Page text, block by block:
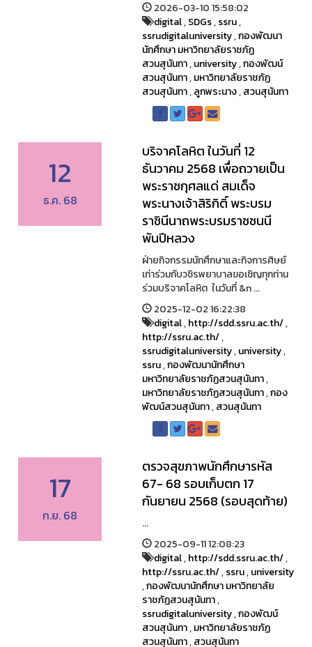
2026-03-10 15:58:02
digital,SDGs,ssru,
ssrudigitaluniversity,กองพัฒนา
นักศึกษา มหาวิทยาลัยราชภัฏ
สวนสุนันทา,university,กองพัฒน์
สวนสุนันทา,มหาวิทยาลัยราชภัฏ
สวนสุนันทา,ลูกพระนาง,สวนสุนันทา
12
ธ.ค. 68
บริจาคโลหิต ในวันที่ 12
ธันวาคม 2568 เพื่อถวายเป็น
พระราชกุศลแด่ สมเด็จ
พระนางเจ้าสิริกิติ์ พระบรม
ราชินีนาถพระบรมราชชนนี
พันปีหลวง
ฝ่ายกิจกรรมนักศึกษาและกิจการศิษย์
เก่าร่วมกับวชิรพยาบาลขอเชิญทุกท่าน
ร่วมบริจาคโลหิต ในวันที่ &n ...
2025-12-02 16:22:38
digital,http://sdd.ssru.ac.th/,
http://ssru.ac.th/,
ssrudigitaluniversity,university,
ssru,กองพัฒนานักศึกษา
มหาวิทยาลัยราชภัฏสวนสุนันทา,
มหาวิทยาลัยราชภัฏสวนสุนันทา,กอง
พัฒน์สวนสุนันทา,สวนสุนันทา
17
ก.ย. 68
ตรวจสุขภาพนักศึกษารหัส
67- 68 รอบเก็บตก 17
กันยายน 2568 (รอบสุดท้าย)
...
2025-09-11 12:08:23
digital,http://sdd.ssru.ac.th/,
http://ssru.ac.th/,ssru,university
,กองพัฒนานักศึกษา มหาวิทยาลัย
ราชภัฏสวนสุนันทา,
ssrudigitaluniversity,กองพัฒน์
สวนสุนันทา,มหาวิทยาลัยราชภัฏ
สวนสุนันทา,สวนสุนันทา